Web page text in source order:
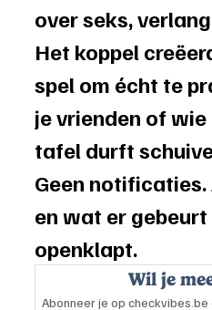
over seks,
Het koppel
spel om écht te
je vrienden of wie
tafel durft
Geen notificaties.
en wat er
openklapt.
Wil je
Abonneer je op